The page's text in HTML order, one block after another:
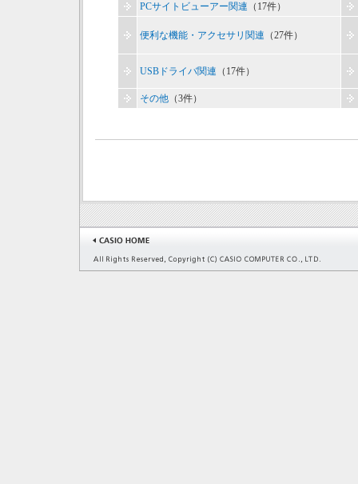
PCサイトビューアー関連 （17件）
便利な機能・アクセサリ関連 （27件）
USBドライバ関連 （17件）
その他 （3件）